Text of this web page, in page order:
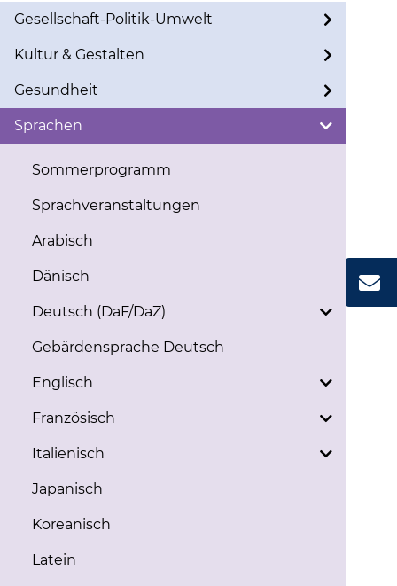
Gesellschaft-Politik-Umwelt
Kultur & Gestalten
Gesundheit
Sprachen
Sommerprogramm
Sprachveranstaltungen
Arabisch
Dänisch
Deutsch (DaF/DaZ)
Gebärdensprache Deutsch
Englisch
Französisch
Italienisch
Japanisch
Koreanisch
Latein